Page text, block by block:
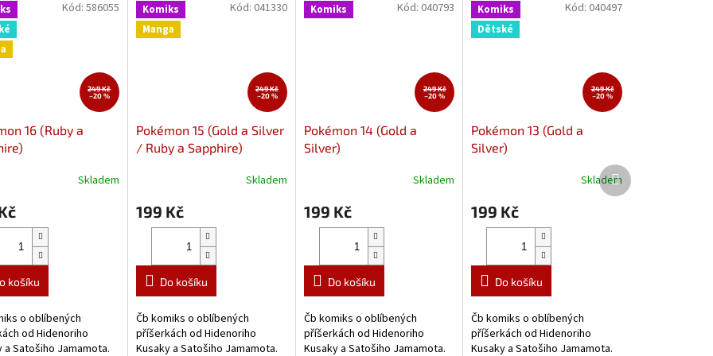
249 Kč
–20 %
16 (Ruby a
Skladem
košíku
o oblíbených
od Hidenoriho
a Satošiho Jamamota.
Kód: 586055
Komiks
Manga
249 Kč
–20 %
Pokémon 15 (Gold a Silver
/ Ruby a Sapphire)
Skladem
199 Kč
Do košíku
Čb komiks o oblíbených
příšerkách od Hidenoriho
Kusaky a Satošiho Jamamota.
Kód: 041330 Komiks
249 Kč
–20 %
Pokémon 14 (Gold a
Silver)
Skladem
199 Kč
Do košíku
Čb komiks o oblíbených
příšerkách od Hidenoriho
Kusaky a Satošiho Jamamota.
Kód: 040793
Komiks
Dětské
249 Kč
–20 %
Pokémon 13 (Gold a
Silver)
Skladem
199 Kč
Do košíku
Čb komiks o oblíbených
příšerkách od Hidenoriho
Kusaky a Satošiho Jamamota.
Kód: 040497
Další
produkt